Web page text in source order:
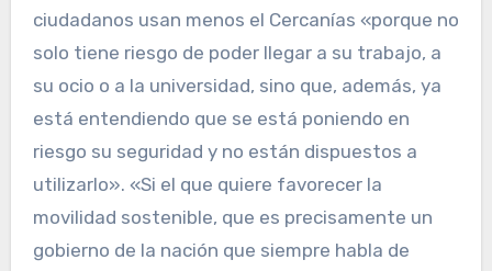
ciudadanos usan menos el Cercanías «porque no
solo tiene riesgo de poder llegar a su trabajo, a
su ocio o a la universidad, sino que, además, ya
está entendiendo que se está poniendo en
riesgo su seguridad y no están dispuestos a
utilizarlo». «Si el que quiere favorecer la
movilidad sostenible, que es precisamente un
gobierno de la nación que siempre habla de